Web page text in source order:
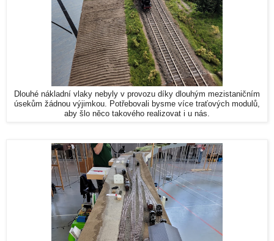
Dlouhé nákladní vlaky nebyly v provozu díky dlouhým mezistaničním
úsekům žádnou výjimkou. Potřebovali bysme více traťových modulů,
aby šlo něco takového realizovat i u nás.